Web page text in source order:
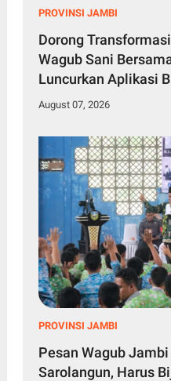
PROVINSI JAMBI
Dorong
Wagub Sani
Luncurkan Aplikasi
August 07, 2026
PROVINSI JAMBI
Pesan Wagub
Sarolangun, Harus